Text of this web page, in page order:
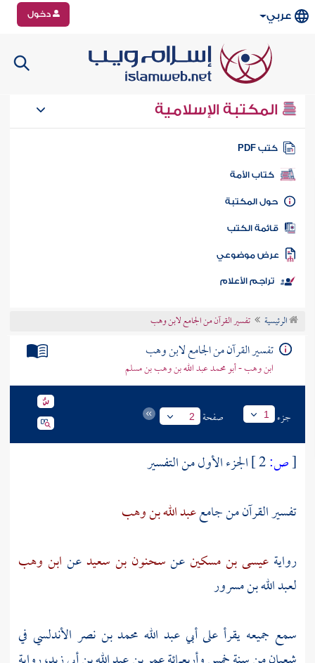
عربي دخول
المكتبة الإسلامية
كتب PDF
كتاب الأمة
المكتبة
الكتب
موضوعي
تراجم الأعلام
الرئيسية تفسير القرآن من الجامع لابن وهب
تفسير القرآن من الجامع لابن وهب
ابن وهب - أبو محمد عبد الله بن وهب بن مسلم
جزء 1 صفحة 2
[ص:
الجزء الأول من التفسير
تفسير القرآن من جامععبد الله بن وهب
روايةعيسى بن مسكينعنسحنون بن سعيدعن ابن وهب
لعبد الله بن مسرور
سمع جميعه يقرأ علىأبي عبد الله محمد بن نصر الأندلسي في